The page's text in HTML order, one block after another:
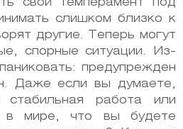
свой темперамент под
слишком близко к
другие. Теперь могут
спорные ситуации. Из-
предупрежден
Даже если вы думаете,
работа или
в мире, что вы будете